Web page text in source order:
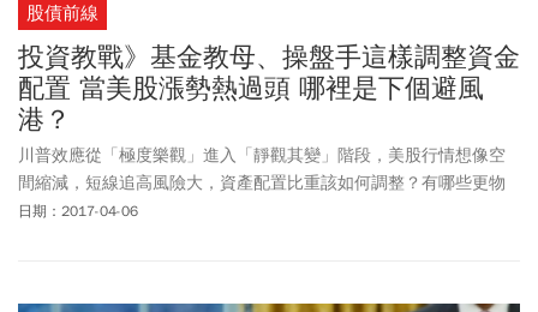
股債前線
投資教戰》基金教母、操盤手這樣調整資金
配置 當美股漲勢熱過頭 哪裡是下個避風
港？
川普效應從「極度樂觀」進入「靜觀其變」階段，美股行情想像空
間縮減，短線追高風險大，資產配置比重該如何調整？有哪些更物
美價廉的標的值得布局？
日期：2017-04-06